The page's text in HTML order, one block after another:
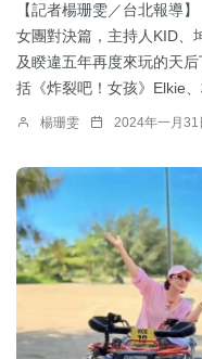
【記者楊珊雯／台北報導
女團對決篇，主持人KID、
及睽違五年再度來玩的天
括《炸裂吧！女孩》Elkie
楊珊雯 2024年一月31